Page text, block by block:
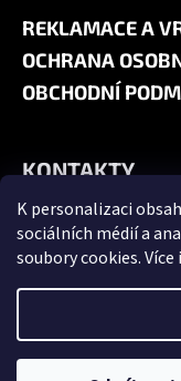
K personalizaci
sociálních médií a
soubory cookies.
REKLAMACE A
OCHRANA
OBCHODNÍ
KONTAKTY
+420 606 180
info@jk9-
Copyright 2026JK9